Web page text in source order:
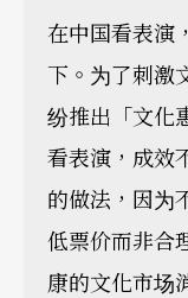
在中国看表演
下。为了刺激
纷推出「文化
看表演，成效
的做法，因为
低票价而非合
康的文化市场